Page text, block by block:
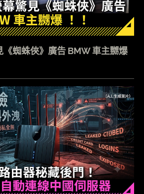
《蜘蛛俠》廣告 BMW 車主嬲爆